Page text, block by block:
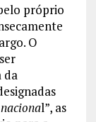
próprio
O
da
l”, as